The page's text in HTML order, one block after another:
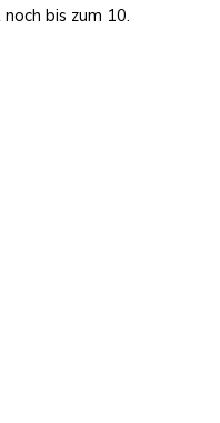
bis zum 10.